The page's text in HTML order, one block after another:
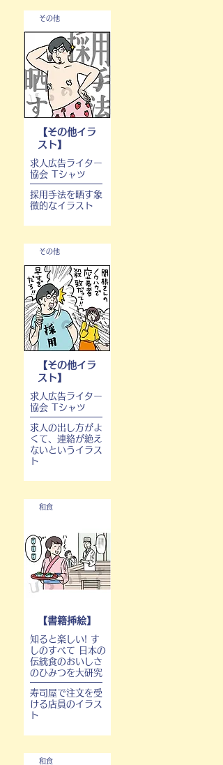
その他
【その他イラ
スト】
求人広告ライター
協会 Tシャツ
採用手法を晒す象
徴的なイラスト
その他
【その他イラ
スト】
求人広告ライター
協会 Tシャツ
求人の出し方がよ
くて、連絡が絶え
ないというイラス
ト
和食
【書籍挿絵】
知ると楽しい! す
しのすべて 日本の
伝統食のおいしさ
のひみつを大研究
寿司屋で注文を受
ける店員のイラス
ト
和食